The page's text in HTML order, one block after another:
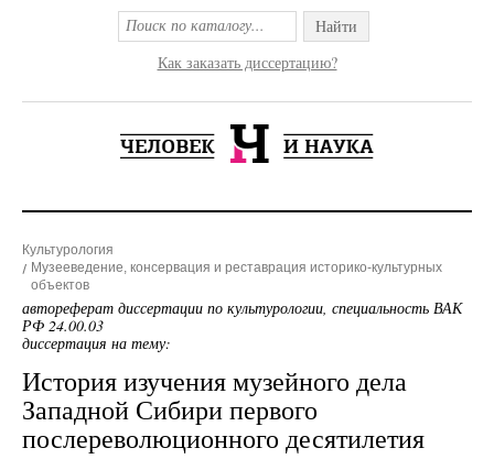
Найти
Как заказать диссертацию?
Культурология
Музееведение, консервация и реставрация историко-культурных
объектов
автореферат диссертации по культурологии, специальность ВАК
РФ 24.00.03
диссертация на тему:
История изучения музейного дела
Западной Сибири первого
послереволюционного десятилетия